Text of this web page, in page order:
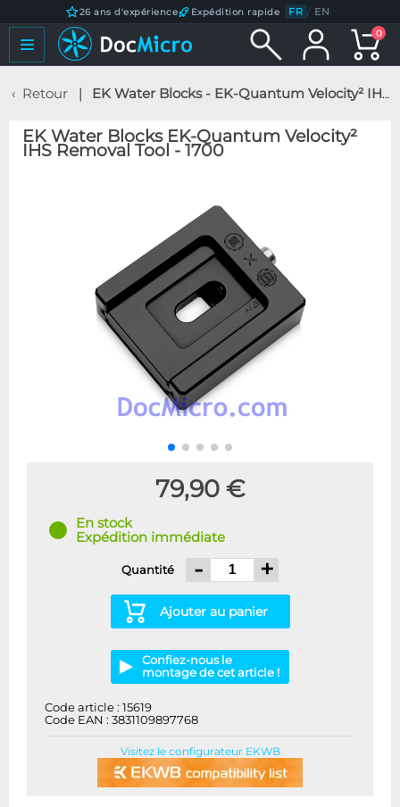
26 ans d'expérience Expédition rapide FR / EN
0
Retour EK Water Blocks - EK-Quantum Velocity² IHS Removal Tool - 1700
EK Water Blocks EK-Quantum Velocity²
IHS Removal Tool - 1700
79,90 €
En stock
Expédition immédiate
Quantité - +
Ajouter au panier
Confiez-nous le
montage de cet article !
Code article : 15619
Code EAN : 3831109897768
Visitez le configurateur EKWB